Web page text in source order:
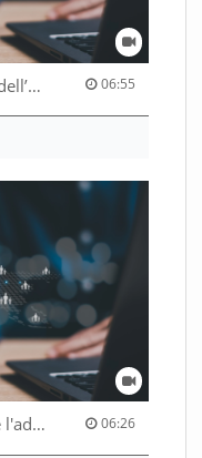
Il sistema salariale ottimizzato dell’Amministrazione federale 06:55
Le système salarial optimisé de l'administration fédérale 06:26